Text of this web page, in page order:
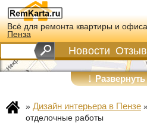
Всё для ремонта квартиры и офиса
Пенза
Новости
↓
» Дизайн интерьера в Пензе
отделочные работы